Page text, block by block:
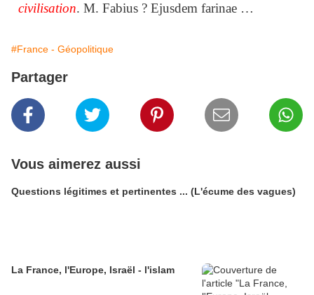
civilisation. M. Fabius ? Ejusdem farinae …
#France - Géopolitique
Partager
Vous aimerez aussi
Questions légitimes et pertinentes ... (L'écume des vagues)
La France, l'Europe, Israël - l'islam